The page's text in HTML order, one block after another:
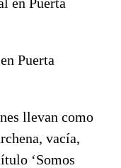
Puerta
llevan como
vacía,
‘Somos